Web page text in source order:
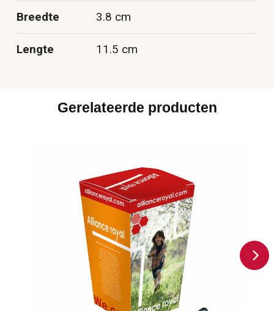
Breedte 3.8 cm
Lengte 11.5 cm
Gerelateerde producten